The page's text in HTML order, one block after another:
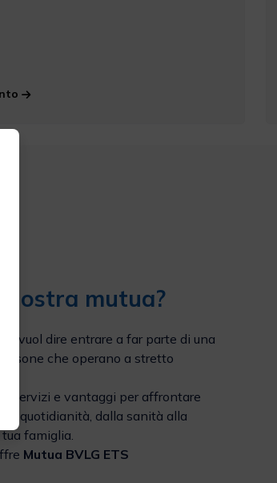
nostra mutua?
vuol dire entrare a far parte di una
che operano a stretto
servizi e vantaggi per affrontare
quotidianità, dalla sanità alla
famiglia.
Mutua BVLG ETS